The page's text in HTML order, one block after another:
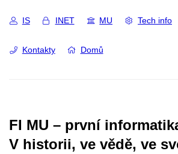
IS INET MU Tech info
Kontakty Domů
FI MU – první
V historii, ve vědě, ve